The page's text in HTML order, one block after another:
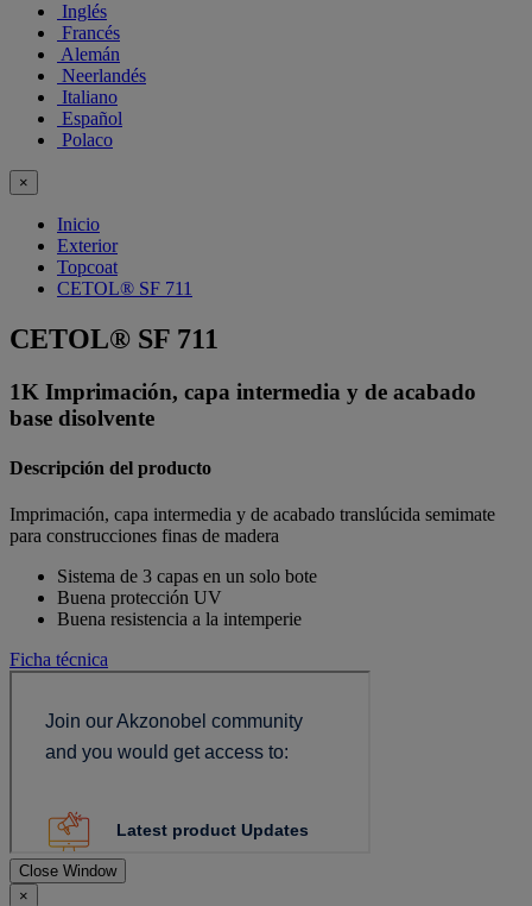
Inglés
Francés
Alemán
Neerlandés
Italiano
Español
Polaco
×
Inicio
Exterior
Topcoat
CETOL® SF 711
CETOL® SF 711
1K Imprimación, capa intermedia y de acabado
base disolvente
Descripción del producto
Imprimación, capa intermedia y de acabado translúcida semimate
para construcciones finas de madera
Sistema de 3 capas en un solo bote
Buena protección UV
Buena resistencia a la intemperie
Ficha técnica
Close Window
×